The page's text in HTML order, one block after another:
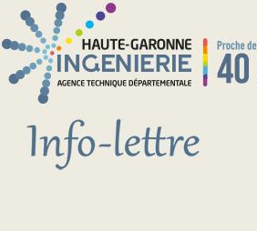
Aller au contenu principal